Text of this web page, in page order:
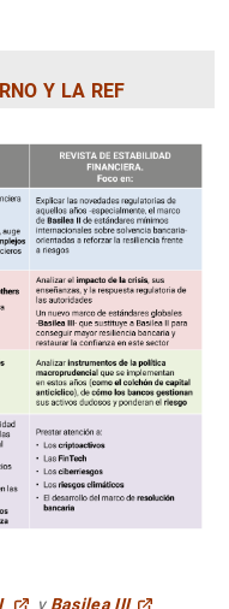
Y LA REF
y Basilea III